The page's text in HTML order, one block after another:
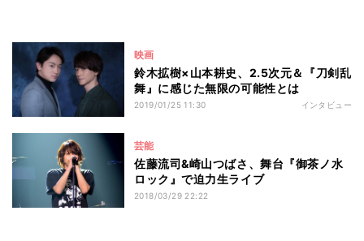
映画
鈴木拡樹×山本耕史、2.5次元＆『刀剣乱
舞』に感じた無限の可能性とは
2019/01/25 11:30 インタビュー
芸能
佐藤流司&崎山つばさ、舞台『御茶ノ水
ロック』で迫力生ライブ
2018/03/29 22:22